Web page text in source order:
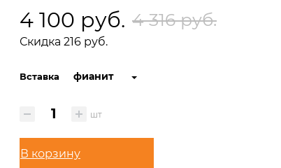
4 100 руб. 4 316 руб.
Скидка 216 руб.
Вставка фианит
шт
В корзину